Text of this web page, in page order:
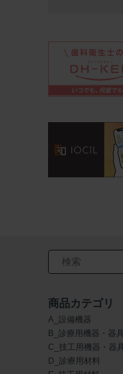
検索キーワード入
商品カテゴリ
A_設備機器
B_診療用機器・器具
C_技工用機器・器具
D_診療用材料